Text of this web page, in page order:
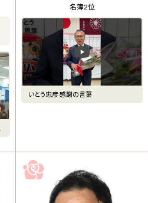
名簿2位
いとう忠彦 感謝の言葉